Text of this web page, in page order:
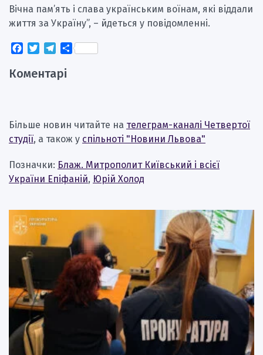
Вічна пам’ять і слава українським воїнам, які віддали
життя за Україну”, – йдеться у повідомленні.
Facebook
TwitterTelegram
Поділитися
Коментарі
Більше новин читайте на телеграм-каналі Четвертої
студії, а також у спільноті "Новини Львова"
Позначки: Блаж. Митрополит Київський і всієї
України Епіфаній, Юрій Холод